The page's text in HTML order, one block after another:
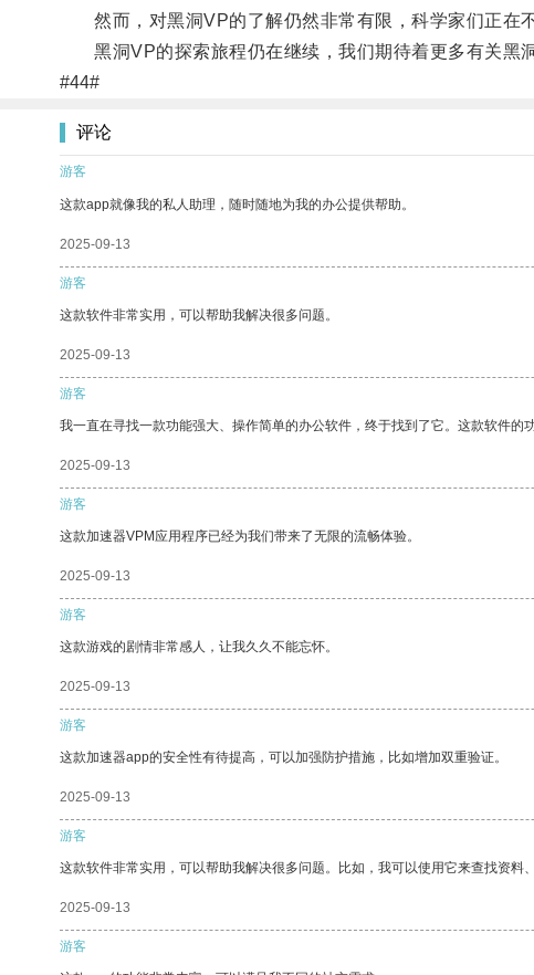
然而，对黑洞VP的了解仍然非常有限，科学家们正在
黑洞VP的探索旅程仍在继续，我们期待着更多有关黑洞
#44#
评论
游客
这款app就像我的私人助理，随时随地为我的办公提供帮助。
2025-09-13
游客
这款软件非常实用，可以帮助我解决很多问题。
2025-09-13
游客
我一直在寻找一款功能强大、操作简单的办公软件，终于找到了它。这款软件的
2025-09-13
游客
这款加速器VPM应用程序已经为我们带来了无限的流畅体验。
2025-09-13
游客
这款游戏的剧情非常感人，让我久久不能忘怀。
2025-09-13
游客
这款加速器app的安全性有待提高，可以加强防护措施，比如增加双重验证。
2025-09-13
游客
这款软件非常实用，可以帮助我解决很多问题。比如，我可以使用它来查找资料
2025-09-13
游客